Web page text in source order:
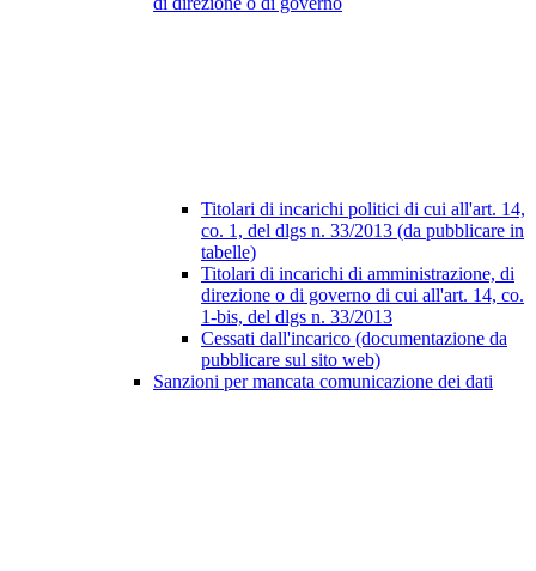
Titolari di incarichi politici di cui all'art. 14,
co. 1, del dlgs n. 33/2013 (da pubblicare in
tabelle)
Titolari di incarichi di amministrazione, di
direzione o di governo di cui all'art. 14, co.
1-bis, del dlgs n. 33/2013
Cessati dall'incarico (documentazione da
pubblicare sul sito web)
Sanzioni per mancata comunicazione dei dati